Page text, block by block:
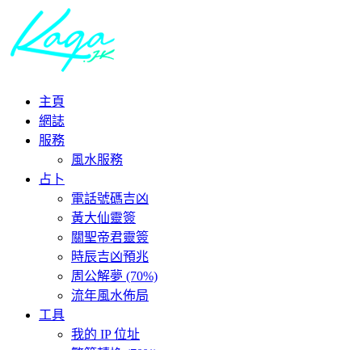
主頁
網誌
服務
風水服務
占卜
電話號碼吉凶
黃大仙靈簽
關聖帝君靈簽
時辰吉凶預兆
周公解夢 (70%)
流年風水佈局
工具
我的 IP 位址